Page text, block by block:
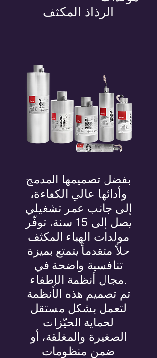
الرذاذ المكثف
بفضل تصميمها المدمج
وأدائها عالي الكفاءة،
إلى جانب عمر تشغيلي
يصل إلى 15 سنة، توفّر
مولدات الهباء المكثف
حلاً متقدماً يتمتع بميزة
تنافسية واضحة في
مجال أنظمة الإطفاء.
تم تصميم هذه الأنظمة
لتعمل بشكل مستقل
لحماية الحيّزات
الصغيرة والمغلقة، أو
ضمن منظومات